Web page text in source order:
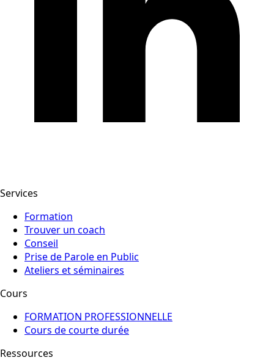
Services
Formation
Trouver un coach
Conseil
Prise de Parole en Public
Ateliers et séminaires
Cours
FORMATION PROFESSIONNELLE
Cours de courte durée
Ressources